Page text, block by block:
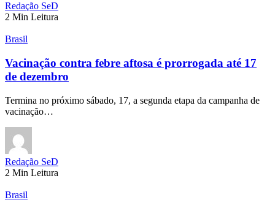
Redação SeD
2 Min Leitura
Brasil
Vacinação contra febre aftosa é prorrogada até 17
de dezembro
Termina no próximo sábado, 17, a segunda etapa da campanha de
vacinação…
Redação SeD
2 Min Leitura
Brasil